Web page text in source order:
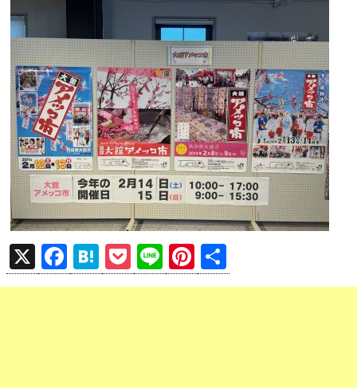
X
F
a
H
at
P
o
Li
n
Pi
nt 有